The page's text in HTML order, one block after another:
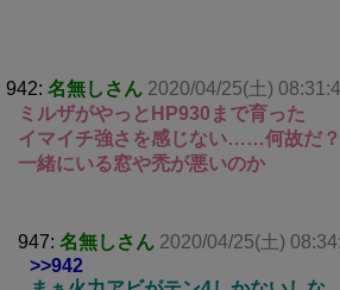
942: 名無しさん 2020/04/25(土)
ミルザがやっとHP930まで育った
イマイチ強さを感じない……何故だ？
一緒にいる窓や禿が悪いのか
947: 名無しさん 2020/04/25(土)
>>942